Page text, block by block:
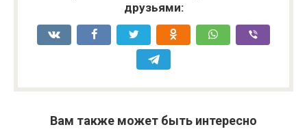
друзьями:
Вам также может быть интересно